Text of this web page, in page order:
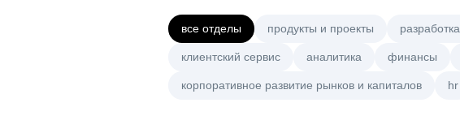
все отделы продукты и проекты разработка
клиентский сервис аналитика финансы
корпоративное развитие рынков и капиталов hr